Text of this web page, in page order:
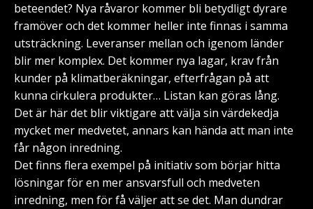
beteendet? Nya råvaror kommer bli betydligt dyrare
framöver och det kommer heller inte finnas i samma
utsträckning. Leveranser mellan och igenom länder
blir mer komplex. Det kommer nya lagar, krav från
kunder på klimatberäkningar, efterfrågan på att
kunna cirkulera produkter… Listan kan göras lång.
Det är här det blir viktigare att välja sin värdekedja
mycket mer medvetet, annars kan hända att man inte
får någon inredning.
Det finns flera exempel på initiativ som börjar hitta
lösningar för en mer ansvarsfull och medveten
inredning, men för få väljer att se det. Man dundrar